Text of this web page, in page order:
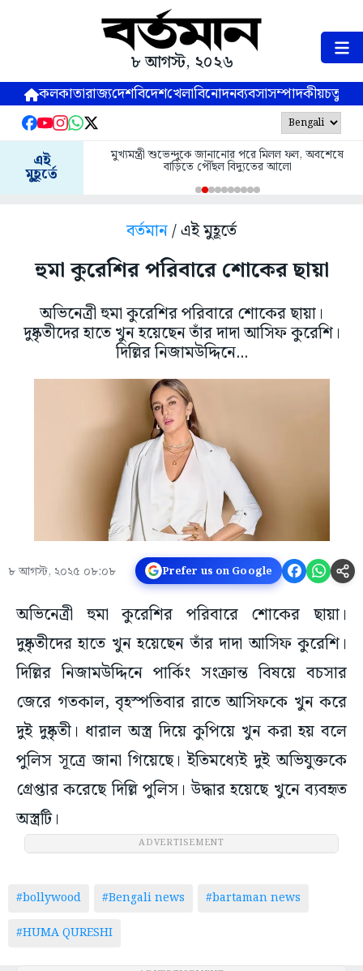
৮ আগস্ট, ২০২৬
কলকাতারাজ্যদেশবিদেশখেলাবিনোদনব্যবসাসম্পাদকীয়
এই
মুহূর্তে
মুখ্যমন্ত্রী শুভেন্দুকে জানানোর পরে মিলল ফল, অবশেষে
বাড়িতে পৌঁছল বিদ্যুতের আলো
বর্তমান/ এই মুহূর্তে
হুমা কুরেশির পরিবারে শোকের ছায়া
অভিনেত্রী হুমা কুরেশির পরিবারে শোকের ছায়া।
দুষ্কৃতীদের হাতে খুন হয়েছেন তাঁর দাদা আসিফ কুরেশি।
দিল্লির নিজামউদ্দিনে...
৮ আগস্ট, ২০২৫ ০৮:০৮ Prefer us on Google
অভিনেত্রী হুমা কুরেশির পরিবারে শোকের ছায়া।
দুষ্কৃতীদের হাতে খুন হয়েছেন তাঁর দাদা আসিফ কুরেশি।
দিল্লির নিজামউদ্দিনে পার্কিং সংক্রান্ত বিষয়ে বচসার
জেরে গতকাল, বৃহস্পতিবার রাতে আসিফকে খুন করে
দুই দুষ্কৃতী। ধারাল অস্ত্র দিয়ে কুপিয়ে খুন করা হয় বলে
পুলিস সূত্রে জানা গিয়েছে। ইতিমধ্যেই দুই অভিযুক্তকে
গ্রেপ্তার করেছে দিল্লি পুলিস। উদ্ধার হয়েছে খুনে ব্যবহৃত
অস্ত্রটি।
ADVERTISEMENT
#bollywood #Bengali news
#bartaman news
#HUMA QURESHI